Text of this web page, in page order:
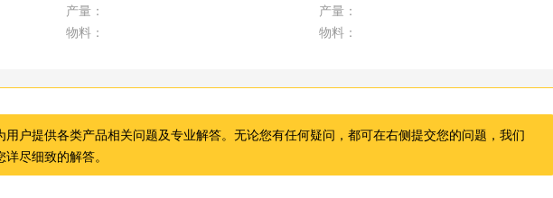
产量：
物料：
产量：
物料：
用户提供各类产品相关问题及专业解答。无论您有任何疑问，都可在右侧提交您的问题，我们
尽细致的解答。